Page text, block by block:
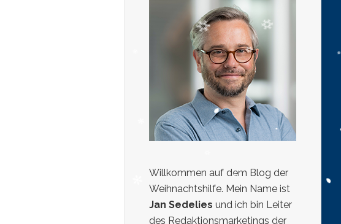
Willkommen auf dem Blog der
Weihnachtshilfe. Mein Name ist
Jan Sedelies und ich bin Leiter
des Redaktionsmarketings der